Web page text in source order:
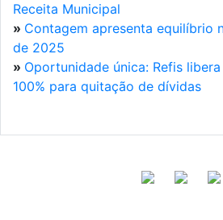
Receita Municipal
» Contagem apresenta equilíbrio
de 2025
» Oportunidade única: Refis
100% para quitação de dívidas